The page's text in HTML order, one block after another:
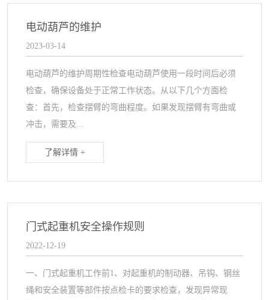
电动葫芦的维护
2023-03-14
电动葫芦的维护周期性检查电动葫芦使用一段时间后必须
检查，确保设备处于正常工作状态。从以下几个方面检
查：首先，检查摆臂的弯曲程度。如果发现摆臂有弯曲或
冲击，需要及...
了解详情 +
门式起重机安全操作规则
2022-12-19
一、门式起重机工作前1、对起重机的制动器、吊钩、钢丝
绳和安全装置等部件按点检卡的要求检查，发现异常现